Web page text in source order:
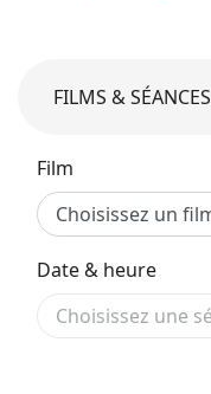
FILMS & SÉANCES
Film
Date & heure